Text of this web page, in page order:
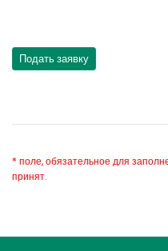
* поле, обязательное для
принят.